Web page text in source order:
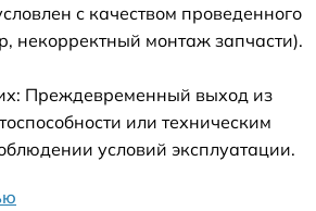
с качеством проведенного
некорректный монтаж запчасти).
Преждевременный выход из
или техническим
условий эксплуатации.